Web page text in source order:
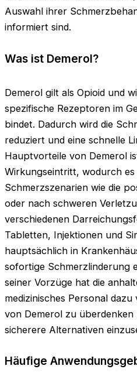
Auswahl ihrer
informiert sind.
Was ist Demerol?
Demerol gilt als Opioid und
spezifische Rezeptoren im
bindet. Dadurch wird die
reduziert und eine schnelle
Hauptvorteile von Demerol
Wirkungseintritt, wodurch
Schmerzszenarien wie die
oder nach schweren
verschiedenen
Tabletten, Injektionen und
hauptsächlich in
sofortige Schmerzlinderung
seiner Vorzüge hat die
medizinisches Personal
von Demerol zu
sicherere Alternativen
Häufige